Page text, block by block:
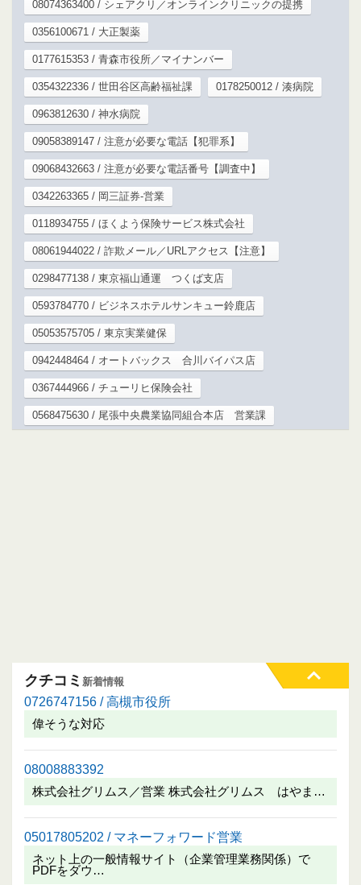
08074363400 / シェアクリ／オンラインクリニックの提携
0356100671 / 大正製薬
0177615353 / 青森市役所／マイナンバー
0354322336 / 世田谷区高齢福祉課 0178250012 / 湊病院
0963812630 / 神水病院
09058389147 / 注意が必要な電話【犯罪系】
09068432663 / 注意が必要な電話番号【調査中】
0342263365 / 岡三証券-営業
0118934755 / ほくよう保険サービス株式会社
08061944022 / 詐欺メール／URLアクセス【注意】
0298477138 / 東京福山通運 つくば支店
0593784770 / ビジネスホテルサンキュー鈴鹿店
05053575705 / 東京実業健保
0942448464 / オートバックス 合川バイパス店
0367444966 / チューリヒ保険会社
0568475630 / 尾張中央農業協同組合本店 営業課
クチコミ 新着情報
0726747156 / 高槻市役所
偉そうな対応
08008883392
株式会社グリムス／営業 株式会社グリムス はやま…
05017805202 / マネーフォワード営業
ネット上の一般情報サイト（企業管理業務関係）で
PDFをダウ…